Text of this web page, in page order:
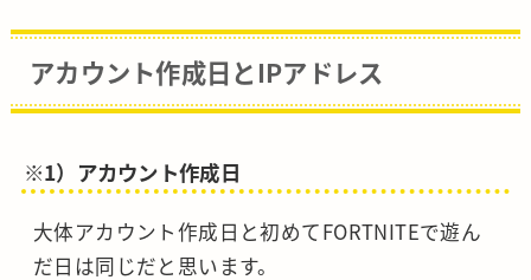
アカウント作成日とIPアドレス
※1）アカウント作成日
大体アカウント作成日と初めてFORTNITEで遊ん
だ日は同じだと思います。